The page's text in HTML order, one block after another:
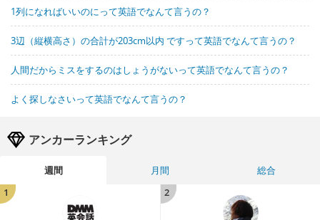
1列になればいいのにって英語でなんて言うの？
3辺（縦横高さ）の合計が203cm以内 ですって英語でなんて言うの？
人間だからミスをするのはしょうがないって英語でなんて言うの？
よく探しなさいって英語でなんて言うの？
アンカーランキング
週間 月間
総合
1
2